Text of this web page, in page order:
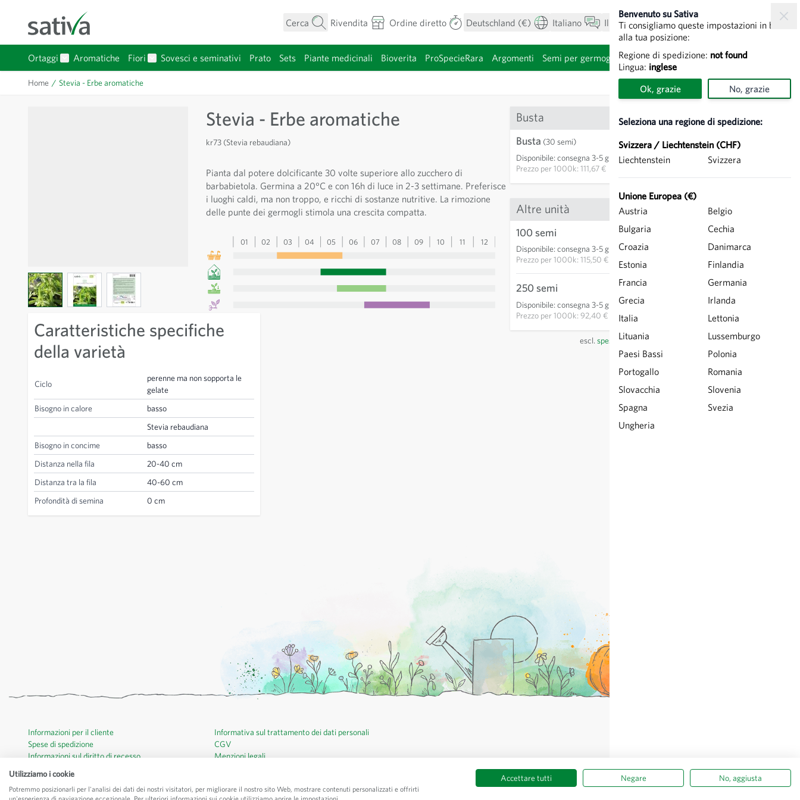
Cerca
Rivendita Ordine diretto Deutschland (€) Italiano Il mio account Visualizza carrello
Ortaggi
Aromatiche
Fiori
Sovesci e seminativi Prato Sets Piante medicinali Bioverita ProSpecieRara Argomenti Semi per germogli
Benvenuto su Sativa
Ti consigliamo queste impostazioni in base
alla tua posizione:
Regione di spedizione: not found
Lingua: inglese
Ok, grazie No, grazie
Seleziona una regione di spedizione:
Svizzera / Liechtenstein (CHF)
Liechtenstein
Svizzera
Unione Europea (€)
Austria
Belgio
Bulgaria
Cechia
Croazia
Danimarca
Estonia
Finlandia
Francia
Germania
Grecia
Irlanda
Italia
Lettonia
Lituania
Lussemburgo
Paesi Bassi
Polonia
Portogallo
Romania
Slovacchia
Slovenia
Spagna
Svezia
Ungheria
Home / Stevia - Erbe aromatiche
Stevia - Erbe aromatiche
kr73 (Stevia rebaudiana)
Pianta dal potere dolcificante 30 volte superiore allo zucchero di
barbabietola. Germina a 20°C e con 16h di luce in 2-3 settimane. Preferisce
i luoghi caldi, ma non troppo, e ricchi di sostanze nutritive. La rimozione
delle punte dei germogli stimola una crescita compatta.
01 02 03 04 05 06 07 08 09 10 11 12
View larger imageView larger imageView larger image
Caratteristiche specifiche
della varietà
Ciclo
perenne ma non sopporta le
gelate
Bisogno in calore
basso
Stevia rebaudiana
Bisogno in concime
basso
Distanza nella fila
20-40 cm
Distanza tra la fila
40-60 cm
Profondità di semina
0 cm
Busta
Busta (30 semi)
Disponibile: consegna 3-5 giorni
Prezzo per1000k: 111,67 €
3,35 €
AGGIUNGI AL CARRELLO
Altre unità
100 semi
Disponibile: consegna 3-5 giorni
Prezzo per1000k: 115,50 €
AGGIUNGI AL CARRELLO
250 semi
Disponibile: consegna 3-5 giorni
Prezzo per1000k: 92,40 €
23,10 €
escl. spese di spedizione del paese del fornitore
Informazioni per il cliente
Spese di spedizione
Informazioni sul diritto di recesso
Certificati biologici
Contatti
Informativa sul trattamento dei dati personali
CGV
Menzioni legali
Tutti i prezzi sono escl.spese di spedizione, IVA incl.del paese del fornitore
Utilizziamo i cookie
Potremmo posizionarli per l'analisi dei dati dei nostri visitatori, per migliorare il nostro sito Web, mostrare contenuti personalizzati e offrirti
un'esperienza di navigazione eccezionale. Per ulteriori informazioni sui cookie utilizziamo aprire le impostazioni.
Accettare tutti Negare No, aggiusta